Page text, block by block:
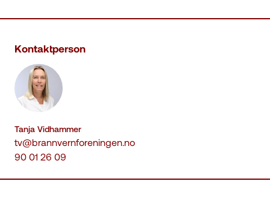
Kontaktperson
Tanja Vidhammer
tv@brannvernforeningen.no
90 01 26 09